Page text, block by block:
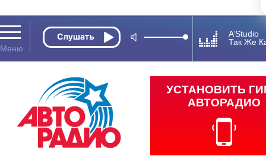
A’Studio
Так Же
УСТАНОВИТЬ
АВТОРАДИО